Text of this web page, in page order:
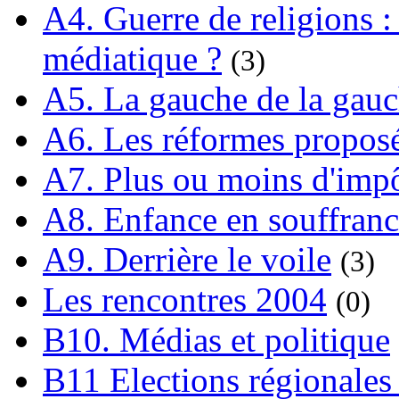
A4. Guerre de religions
médiatique ? (3)
A5. La gauche de la
A6. Les réformes
A7. Plus ou moins
A8. Enfance en
A9. Derrière le voile (3)
Les rencontres 2004 (0)
B10. Médias et politique
B11 Elections régionales